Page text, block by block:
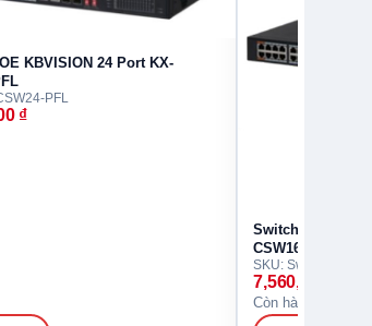
KBVISION 24 Port KX-
PFL
₫
Switch POE
CSW16-PFL
7,560,000
Còn hàng